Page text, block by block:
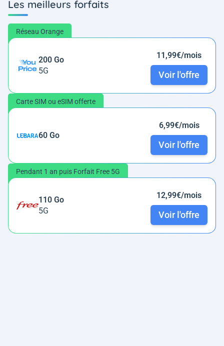
Les meilleurs forfaits
Réseau Orange
200 Go
5G
11,99€/mois
Voir l'offre
Carte SIM ou eSIM offerte
60 Go
6,99€/mois
Voir l'offre
Pendant 1 an puis Forfait Free 5G
110 Go
5G
12,99€/mois
Voir l'offre